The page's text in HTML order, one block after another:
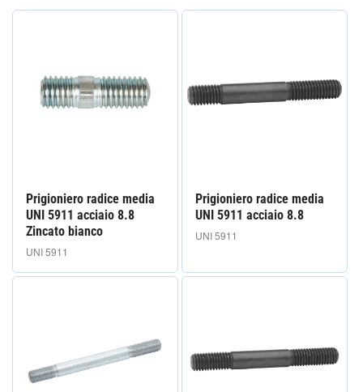
e
Prigioniero radice media
UNI 5911 acciaio 8.8
Zincato bianco
UNI 5911
Prigioniero radice media
UNI 5911 acciaio 8.8
UNI 5911